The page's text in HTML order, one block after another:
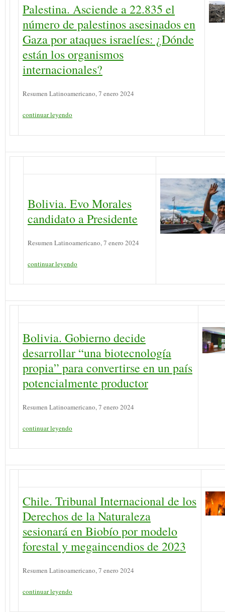
Palestina. Asciende a 22.835 el
número de palestinos asesinados en
Gaza por ataques israelíes: ¿Dónde
están los organismos
internacionales?
Resumen Latinoamericano, 7 enero 2024
continuar leyendo
Bolivia. Evo Morales
candidato a Presidente
Resumen Latinoamericano, 7 enero 2024
continuar leyendo
Bolivia. Gobierno decide
desarrollar “una biotecnología
propia” para convertirse en un país
potencialmente productor
Resumen Latinoamericano, 7 enero 2024
continuar leyendo
Chile. Tribunal Internacional de los
Derechos de la Naturaleza
sesionará en Biobío por modelo
forestal y megaincendios de 2023
Resumen Latinoamericano, 7 enero 2024
continuar leyendo